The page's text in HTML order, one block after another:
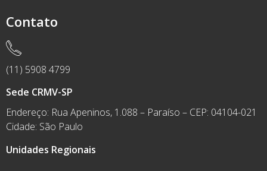
Contato
(11) 5908 4799
Sede CRMV-SP
Endereço: Rua Apeninos, 1.088 – Paraíso – CEP: 04104-021
Cidade: São Paulo
Unidades Regionais